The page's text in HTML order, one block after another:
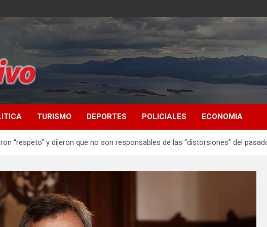
TURISMO DEPORTES POLICIALES ECONOMIA
“respeto” y dijeron que no son responsables de las “distorsiones” del